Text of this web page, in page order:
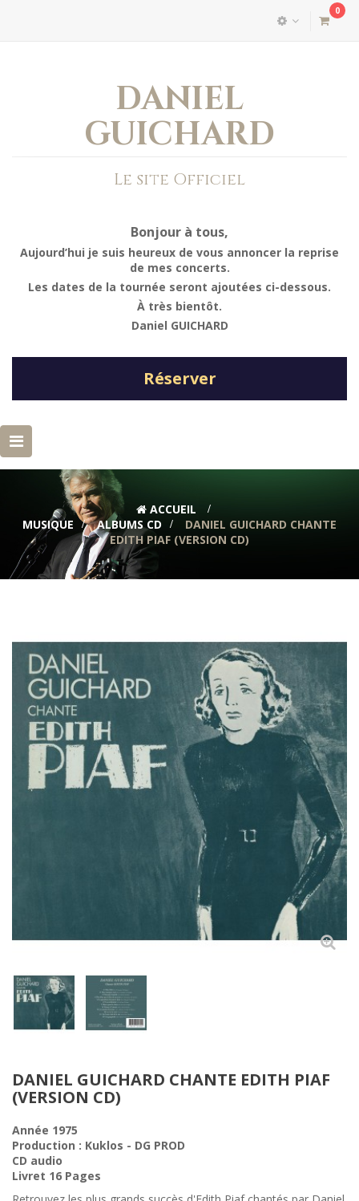
0
DANIEL
GUICHARD
Le site Officiel
Bonjour à tous,
Aujourd’hui je suis heureux de vous annoncer la reprise
de mes concerts.
Les dates de la tournée seront ajoutées ci-dessous.
À très bientôt.
Daniel GUICHARD
Réserver
Basculer
la
navigation
ACCUEIL
>
MUSIQUE > ALBUMS CD >
DANIEL GUICHARD CHANTE
EDITH PIAF (VERSION CD)
DANIEL GUICHARD CHANTE EDITH PIAF
(VERSION CD)
Année 1975
Production : Kuklos - DG PROD
CD audio
Livret 16 Pages